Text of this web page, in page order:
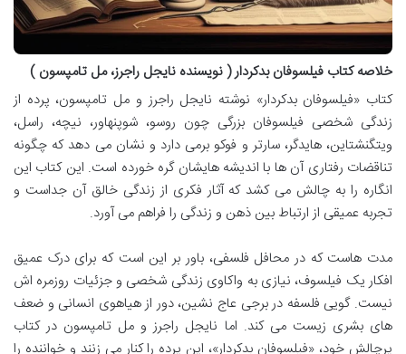
خلاصه کتاب فیلسوفان بدکردار ( نویسنده نایجل راجرز، مل تامپسون )
کتاب «فیلسوفان بدکردار» نوشته نایجل راجرز و مل تامپسون، پرده از
زندگی شخصی فیلسوفان بزرگی چون روسو، شوپنهاور، نیچه، راسل،
ویتگنشتاین، هایدگر، سارتر و فوکو برمی دارد و نشان می دهد که چگونه
تناقضات رفتاری آن ها با اندیشه هایشان گره خورده است. این کتاب این
انگاره را به چالش می کشد که آثار فکری از زندگی خالق آن جداست و
تجربه عمیقی از ارتباط بین ذهن و زندگی را فراهم می آورد.
مدت هاست که در محافل فلسفی، باور بر این است که برای درک عمیق
افکار یک فیلسوف، نیازی به واکاوی زندگی شخصی و جزئیات روزمره اش
نیست. گویی فلسفه در برجی عاج نشین، دور از هیاهوی انسانی و ضعف
های بشری زیست می کند. اما نایجل راجرز و مل تامپسون در کتاب
پرچالش خود، «فیلسوفان بدکردار»، این پرده را کنار می زنند و خواننده را